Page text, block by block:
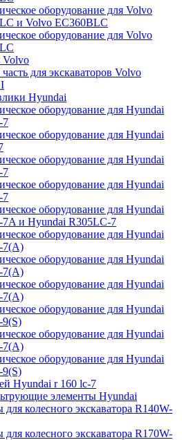
оборудование для Volvo
и Volvo EC360BLC
оборудование для Volvo
Volvo
для экскаваторов Volvo
Hyundai
оборудование для Hyundai
7
оборудование для Hyundai
оборудование для Hyundai
7
оборудование для Hyundai
7
оборудование для Hyundai
и Hyundai R305LC-7
оборудование для Hyundai
7(A)
оборудование для Hyundai
7(A)
оборудование для Hyundai
7(A)
оборудование для Hyundai
оборудование для Hyundai
7(A)
оборудование для Hyundai
Hyundai r 160 lc-7
элементы Hyundai
колесного экскаватора R140W-
колесного экскаватора R170W-